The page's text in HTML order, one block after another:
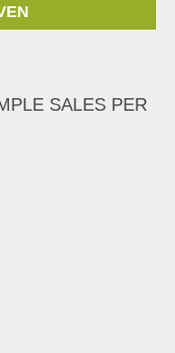
SALES PER